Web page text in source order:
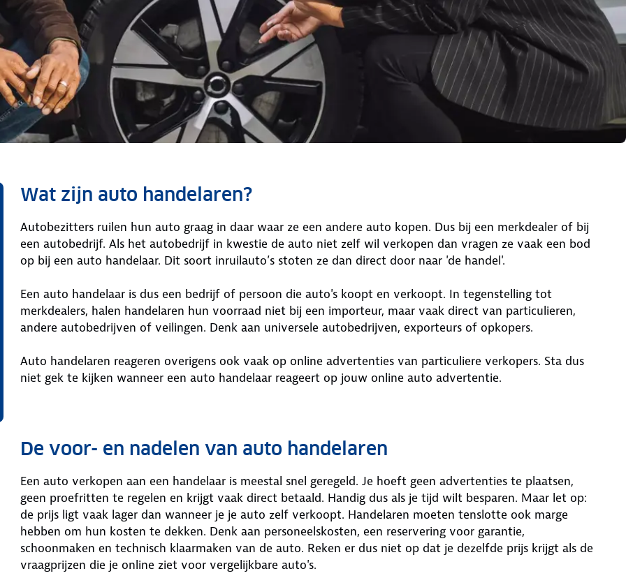
Wat zijn auto handelaren?
Autobezitters ruilen hun auto graag in daar waar ze een andere auto kopen. Dus bij een merkdealer of bij
een autobedrijf. Als het autobedrijf in kwestie de auto niet zelf wil verkopen dan vragen ze vaak een bod
op bij een auto handelaar. Dit soort inruilauto’s stoten ze dan direct door naar 'de handel'.
Een auto handelaar is dus een bedrijf of persoon die auto's koopt en verkoopt. In tegenstelling tot
merkdealers, halen handelaren hun voorraad niet bij een importeur, maar vaak direct van particulieren,
andere autobedrijven of veilingen. Denk aan universele autobedrijven, exporteurs of opkopers.
Auto handelaren reageren overigens ook vaak op online advertenties van particuliere verkopers. Sta dus
niet gek te kijken wanneer een auto handelaar reageert op jouw online auto advertentie.
De voor- en nadelen van auto handelaren
Een auto verkopen aan een handelaar is meestal snel geregeld. Je hoeft geen advertenties te plaatsen,
geen proefritten te regelen en krijgt vaak direct betaald. Handig dus als je tijd wilt besparen. Maar let op:
de prijs ligt vaak lager dan wanneer je je auto zelf verkoopt. Handelaren moeten tenslotte ook marge
hebben om hun kosten te dekken. Denk aan personeelskosten, een reservering voor garantie,
schoonmaken en technisch klaarmaken van de auto. Reken er dus niet op dat je dezelfde prijs krijgt als de
vraagprijzen die je online ziet voor vergelijkbare auto's.